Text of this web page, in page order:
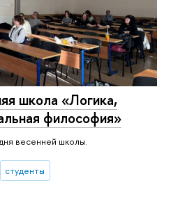
школа «Логика,
философия»
весенней школы.
студенты